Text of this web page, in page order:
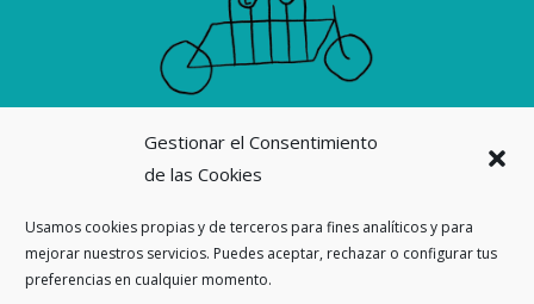
Gestionar el Consentimiento
de las Cookies
Usamos cookies propias y de terceros para fines analíticos y para
mejorar nuestros servicios. Puedes aceptar, rechazar o configurar tus
preferencias en cualquier momento.
Suscribirme a la revista La Ortiga
Nuestras revistas
Ahora también enThreads